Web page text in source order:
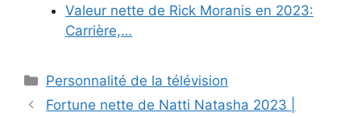
Valeur nette de Rick Moranis en 2023:
Carrière,…
Categories
Personnalité de la télévision
Fortune nette de Natti Natasha 2023 |